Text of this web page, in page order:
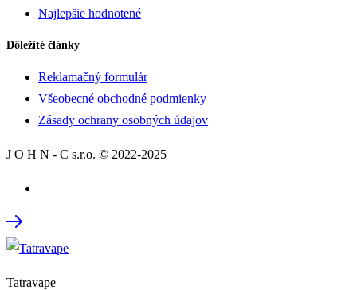
Najlepšie hodnotené
Dôležité články
Reklamačný formulár
Všeobecné obchodné podmienky
Zásady ochrany osobných údajov
J O H N - C s.r.o. © 2022-2025
Tatravape